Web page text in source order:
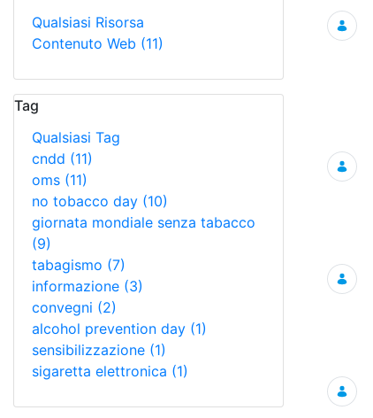
Qualsiasi Risorsa
Contenuto Web (11)
Tag
Qualsiasi Tag
cndd (11)
oms (11)
no tobacco day (10)
giornata mondiale senza tabacco
(9)
tabagismo (7)
informazione (3)
convegni (2)
alcohol prevention day (1)
sensibilizzazione (1)
sigaretta elettronica (1)
Ricerca